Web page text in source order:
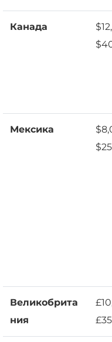
Канада
Мексика
Великобрита
ния